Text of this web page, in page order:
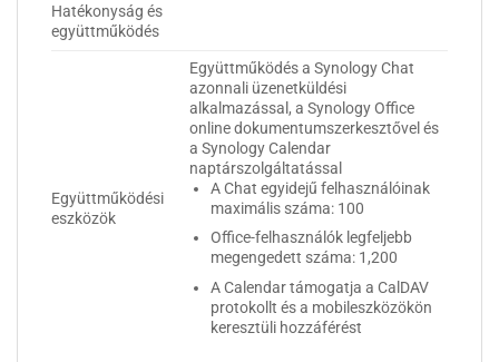
Hatékonyság és
együttműködés
Együttműködési
eszközök
Együttműködés a Synology Chat
azonnali üzenetküldési
alkalmazással, a Synology Office
online dokumentumszerkesztővel és
a Synology Calendar
naptárszolgáltatással
A Chat egyidejű felhasználóinak
maximális száma: 100
Office-felhasználók legfeljebb
megengedett száma: 1,200
A Calendar támogatja a CalDAV
protokollt és a mobileszközökön
keresztüli hozzáférést